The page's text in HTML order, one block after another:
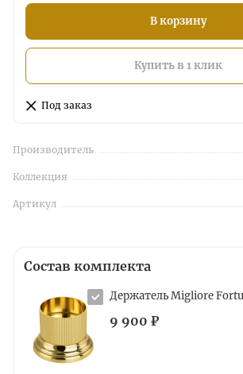
В корзину
Купить в 1 клик
Под заказ
Производитель
Коллекция
Артикул
Состав комплекта
9 900 ₽
Держатель Migliore